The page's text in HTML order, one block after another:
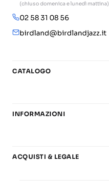
(chiuso domenica e lunedì mattina)
02 58 31 08 56
birdland@birdlandjazz.it
CATALOGO
Chitarra
Basi play-along
INFORMAZIONI
Carta del Docente
ACQUISTI & LEGALE